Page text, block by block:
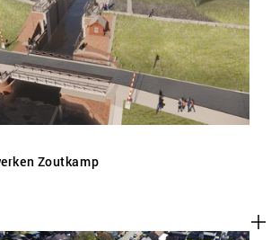
Zoutkamp